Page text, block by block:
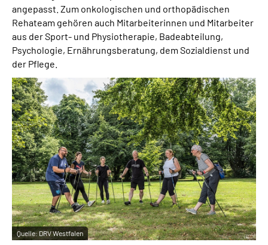
Suche
Leichte Sprache
angepasst. Zum onkologischen und orthopädischen
Rehateam gehören auch Mitarbeiterinnen und Mitarbeiter
aus der Sport- und Physiotherapie, Badeabteilung,
Psychologie, Ernährungsberatung, dem Sozialdienst und
der Pflege.
Quelle:DRV Westfalen